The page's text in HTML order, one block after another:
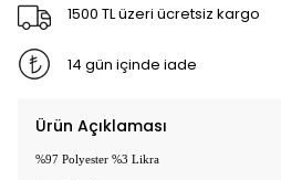
1500 TL üzeri ücretsiz kargo
14 gün içinde iade
Ürün Açıklaması
%97 Polyester %3 Likra